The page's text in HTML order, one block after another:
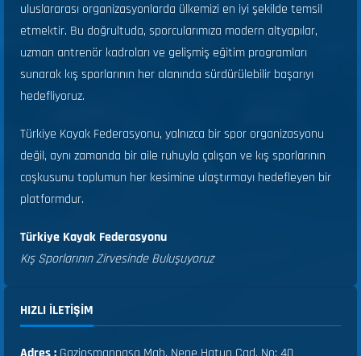
uluslararası organizasyonlarda ülkemizi en iyi şekilde temsil
etmektir. Bu doğrultuda, sporcularımıza modern altyapılar,
uzman antrenör kadroları ve gelişmiş eğitim programları
sunarak kış sporlarının her alanında sürdürülebilir başarıyı
hedefliyoruz.
Türkiye Kayak Federasyonu, yalnızca bir spor organizasyonu
değil, aynı zamanda bir aile ruhuyla çalışan ve kış sporlarının
coşkusunu toplumun her kesimine ulaştırmayı hedefleyen bir
platformdur.
Türkiye Kayak Federasyonu
Kış Sporlarının Zirvesinde Buluşuyoruz
HIZLI ILETIŞIM